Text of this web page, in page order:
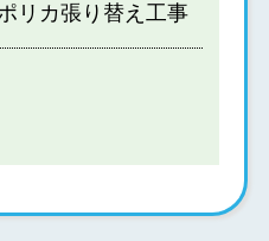
リカ張り替え工事